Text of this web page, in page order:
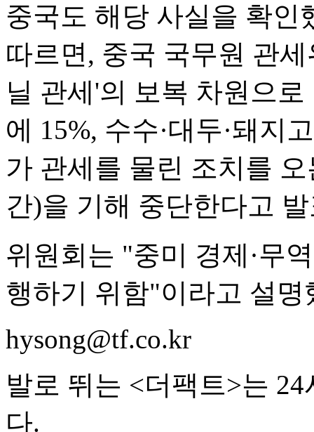
중국도 해당 사실을 확인
따르면, 중국 국무원 관
닐 관세'의 보복 차원으로
에 15%, 수수·대두·돼지
가 관세를 물린 조치를
간)을 기해 중단한다고
위원회는 "중미 경제·무
행하기 위함"이라고 설명
hysong@tf.co.kr
발로 뛰는 <더팩트>는
다.